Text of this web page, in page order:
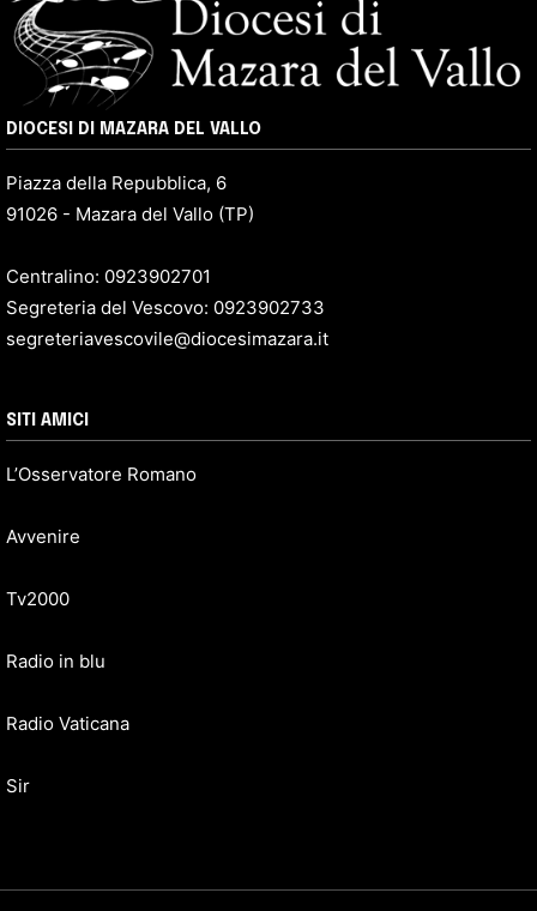
DIOCESI DI MAZARA DEL VALLO
Piazza della Repubblica, 6
91026 - Mazara del Vallo (TP)
Centralino: 0923902701
Segreteria del Vescovo: 0923902733
segreteriavescovile@diocesimazara.it
SITI AMICI
L’Osservatore Romano
Avvenire
Tv2000
Radio in blu
Radio Vaticana
Sir